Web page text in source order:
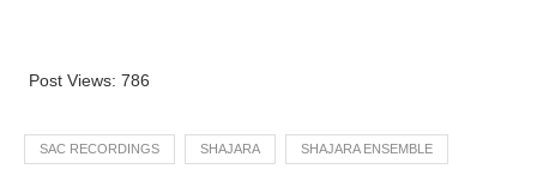
Post Views: 786
SAC RECORDINGS SHAJARA SHAJARA ENSEMBLE